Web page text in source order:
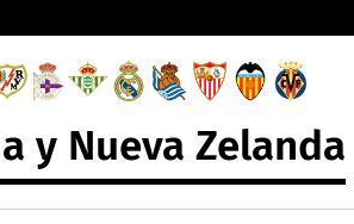
y Nueva Zelanda